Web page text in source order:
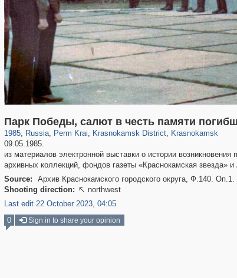
Парк Победы, салют в честь памяти
1985, Russia
1,406,335 29,243
, Perm Krai
19,633 178
, Krasnokamsk District
307
, Krasnokamsk
284
09.05.1985.
из материалов электронной выставки о истории
архивных коллекций, фондов газеты «Краснокамская
Source:
Архив Краснокамского городского округа, Ф.140.
Shooting direction:  northwest
Last edit 22 October 2023, 04:05
0 Sign in to share your opinion